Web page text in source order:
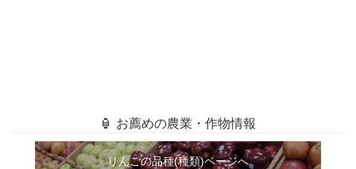
🏮 お薦めの農業・作物情報
りんごの品種(種類)ページへ